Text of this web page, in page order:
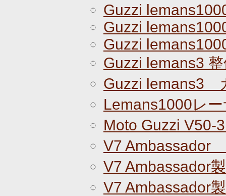
Guzzi
Guzzi
Guzzi
Guzzi lemans3
Guzzi lemans3
Lemans1000レ
Moto Guzzi V50-
V7 Ambassador
V7 Ambassador
V7 Ambassador